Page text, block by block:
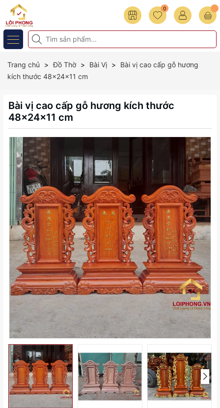
0
Trang chủ Đồ Thờ Bài Vị
Bài vị cao cấp gỗ hương
kích thước 48x24x11 cm
Bài vị cao cấp gỗ hương kích thước
48x24x11 cm